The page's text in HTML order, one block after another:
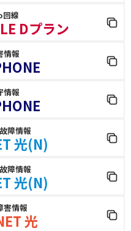
線
Dプラン
情報
情報
障情報
光(N)
障情報
光(N)
害情報
光